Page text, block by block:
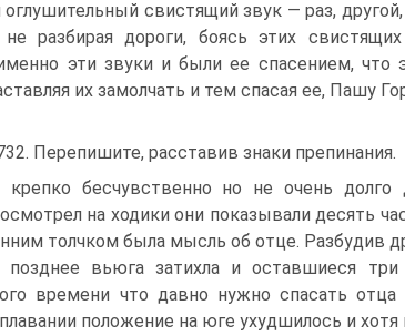
оглушительный свистящий звук — раз,
не разбирая дороги, боясь этих
эти звуки и были ее спасением,
их замолчать и тем спасая ее, Пашу
Перепишите, расставив знаки препинания.
бесчувственно но не очень
на ходики они показывали десять
толчком была мысль об отце. Разбудив
вьюга затихла и оставшиеся
времени что давно нужно спасать
положение на юге ухудшилось и